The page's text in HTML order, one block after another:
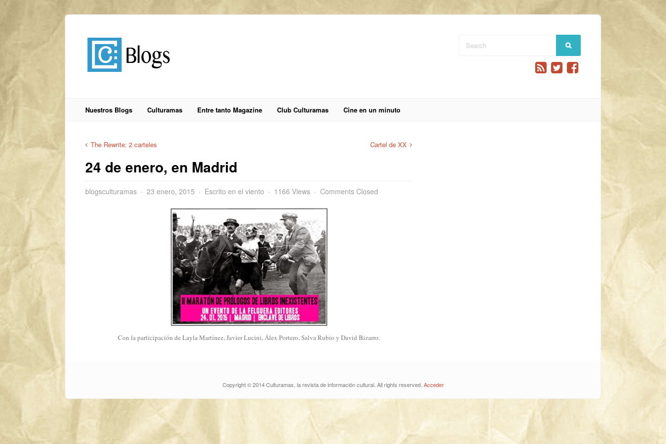
Nuestros Blogs Culturamas Entre tanto Magazine Club Culturamas Cine en un minuto
The Rewrite: 2 carteles Cartel de XX
24 de enero, en Madrid
blogsculturamas 23 enero, 2015 Escrito en el viento 1166 Views Comments Closed
Con la participación de Layla Martínez, Javier Lucini, Álex Portero, Salva Rubio y David Bizarro.
Copyright © 2014 Culturamas, la revista de información cultural. All rights reserved. Acceder